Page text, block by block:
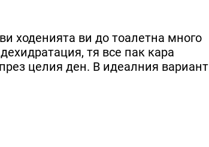
ходенията ви до тоалетна много
тя все пак кара
целия ден. В идеалния вариант